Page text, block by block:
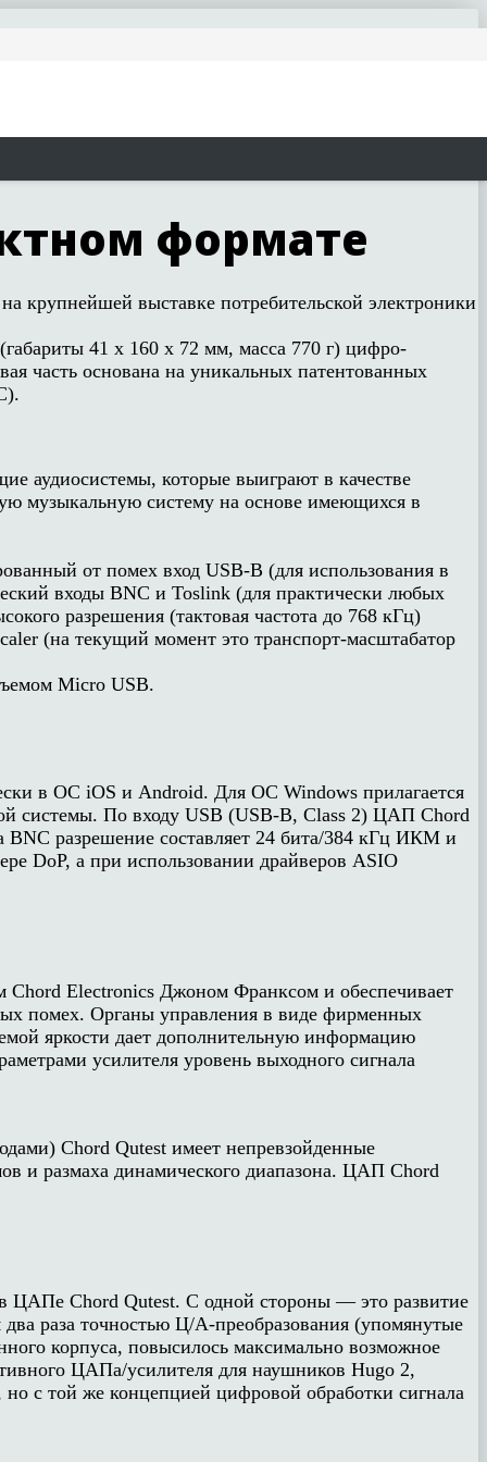
формате
крупнейшей выставке потребительской электроники
41 x 160 x 72 мм, масса 770 г) цифро-
часть основана на уникальных патентованных
аудиосистемы, которые выиграют в качестве
музыкальную систему на основе имеющихся в
от помех вход USB-B (для использования в
входы BNC и Toslink (для практически любых
разрешения (тактовая частота до 768 кГц)
(на текущий момент это транспорт-масштабатор
Micro USB.
в ОС iOS и Android. Для ОС Windows прилагается
системы. По входу USB (USB-B, Class 2) ЦАП Chord
BNC разрешение составляет 24 бита/384 кГц ИКМ и
DoP, а при использовании драйверов ASIO
Chord Electronics Джоном Франксом и обеспечивает
помех. Органы управления в виде фирменных
яркости дает дополнительную информацию
усилителя уровень выходного сигнала
Chord Qutest имеет непревзойденные
и размаха динамического диапазона. ЦАП Chord
ЦАПе Chord Qutest. С одной стороны — это развитие
раза точностью Ц/А-преобразования (упомянутые
корпуса, повысилось максимально возможное
ЦАПа/усилителя для наушников Hugo 2,
с той же концепцией цифровой обработки сигнала